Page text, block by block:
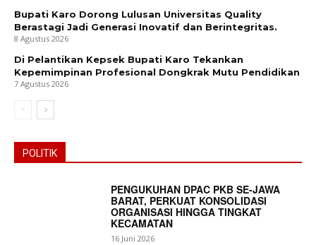
Bupati Karo Dorong Lulusan Universitas Quality
Berastagi Jadi Generasi Inovatif dan Berintegritas.
8 Agustus 2026
Di Pelantikan Kepsek Bupati Karo Tekankan
Kepemimpinan Profesional Dongkrak Mutu Pendidikan
7 Agustus 2026
POLITIK
PENGUKUHAN DPAC PKB SE-JAWA
BARAT, PERKUAT KONSOLIDASI
ORGANISASI HINGGA TINGKAT
KECAMATAN
16 Juni 2026